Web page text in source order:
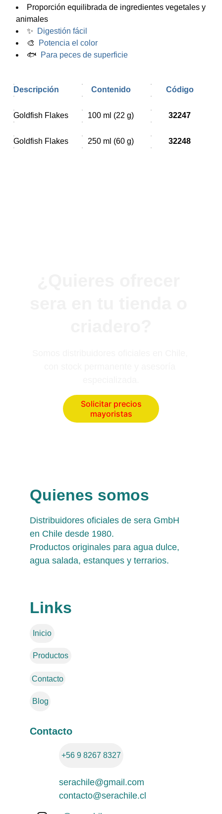
Proporción equilibrada de ingredientes vegetales y
animales
✨ Digestión fácil
🎨
Potencia el color
🐟 Para peces de superficie
Descripción Contenido Código
Goldfish Flakes 100 ml (22 g) 32247
Goldfish Flakes 250 ml (60 g) 32248
Solicitar precios
mayoristas
Contacto
serachile@gmail.com
contacto@serachile.cl
Quienes somos
Distribuidores oficiales de sera GmbH
en Chile desde 1980.
Productos originales para agua dulce,
agua salada, estanques y terrarios.
Inicio
Links
Productos
Contacto
Blog
+56 9 8267 8327